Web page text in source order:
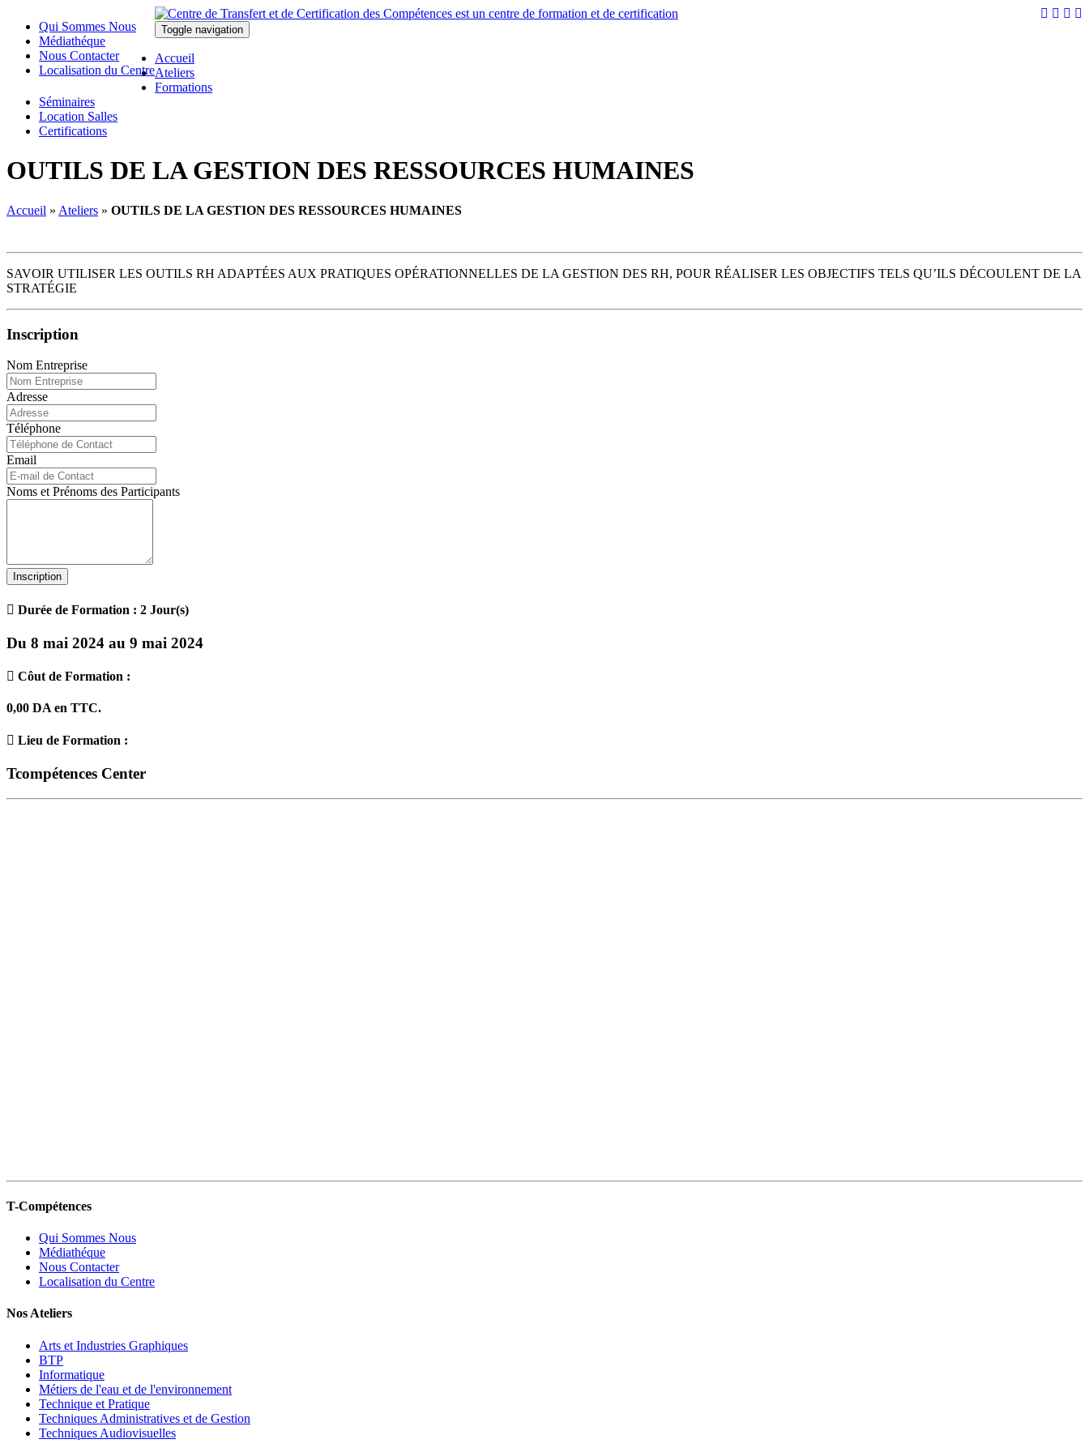
Qui Sommes Nous
Médiathéque
Nous Contacter
Localisation du Centre
Toggle navigation
Accueil
Ateliers
Formations
Séminaires
Location Salles
Certifications
OUTILS DE LA GESTION DES RESSOURCES HUMAINES
Accueil » Ateliers » OUTILS DE LA GESTION DES RESSOURCES HUMAINES
SAVOIR UTILISER LES OUTILS RH ADAPTÉES AUX PRATIQUES OPÉRATIONNELLES DE LA GESTION DES RH, POUR RÉALISER LES OBJECTIFS TELS QU’ILS DÉCOULENT DE LA
STRATÉGIE
Inscription
Nom Entreprise
Adresse
Téléphone
Email
Noms et Prénoms des Participants
Inscription
Durée de Formation : 2 Jour(s)
Du 8 mai 2024 au 9 mai 2024
Côut de Formation :
0,00 DA en TTC.
Lieu de Formation :
Tcompétences Center
T-Compétences
Qui Sommes Nous
Médiathéque
Nous Contacter
Localisation du Centre
Nos Ateliers
Arts et Industries Graphiques
BTP
Informatique
Métiers de l'eau et de l'environnement
Technique et Pratique
Techniques Administratives et de Gestion
Techniques Audiovisuelles